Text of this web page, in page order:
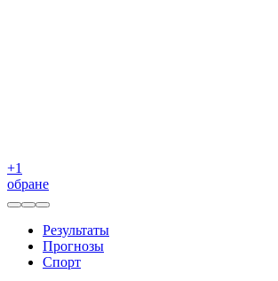
+1
обране
Результаты
Прогнозы
Спорт